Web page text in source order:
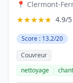
📍 Clermont-
★★★★★ 4.9/5
Score : 13.2/20
Couvreur
nettoyage